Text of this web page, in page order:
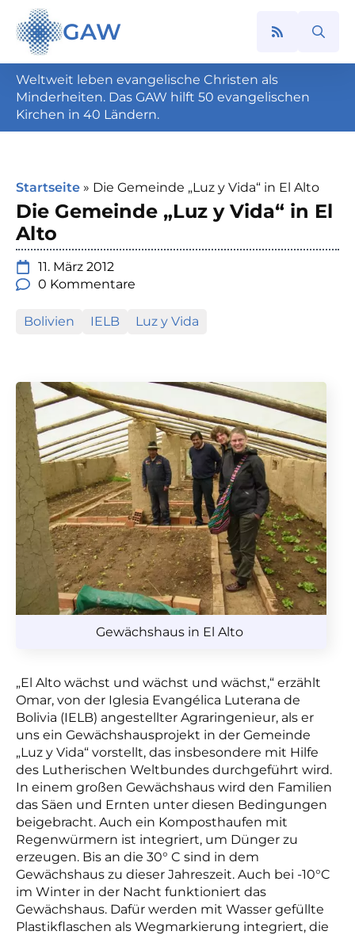
GAW
Search
Weltweit leben evangelische Christen als
Minderheiten. Das GAW hilft 50 evangelischen
Kirchen in 40 Ländern.
Startseite » Die Gemeinde „Luz y Vida“ in El Alto
Die Gemeinde „Luz y Vida“ in El
Alto
11. März 2012
0 Kommentare
Bolivien IELB Luz y Vida
Gewächshaus in El Alto
„El Alto wächst und wächst und wächst,“ erzählt
Omar, von der Iglesia Evangélica Luterana de
Bolivia (IELB) angestellter Agraringenieur, als er
uns ein Gewächshausprojekt in der Gemeinde
„Luz y Vida“ vorstellt, das insbesondere mit Hilfe
des Lutherischen Weltbundes durchgeführt wird.
In einem großen Gewächshaus wird den Familien
das Säen und Ernten unter diesen Bedingungen
beigebracht. Auch ein Komposthaufen mit
Regenwürmern ist integriert, um Dünger zu
erzeugen. Bis an die 30° C sind in dem
Gewächshaus zu dieser Jahreszeit. Auch bei -10°C
im Winter in der Nacht funktioniert das
Gewächshaus. Dafür werden mit Wasser gefüllte
Plastikflaschen als Wegmarkierung integriert, die